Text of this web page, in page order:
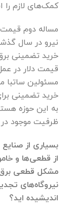
کمک‌های لازم را
مساله دوم
نیرو در سال
خرید تضمینی
قیمت دلار در
مسئولین ساتبا
خرید تضمینی
به این حوزه
ظرفیت موجود
بسیاری از
از قطعی‌ها و
مشکل قطعی
نیروگاه‌های
اندیشیده اید؟